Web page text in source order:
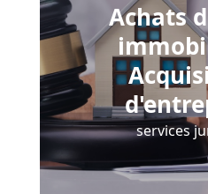
Achats
services